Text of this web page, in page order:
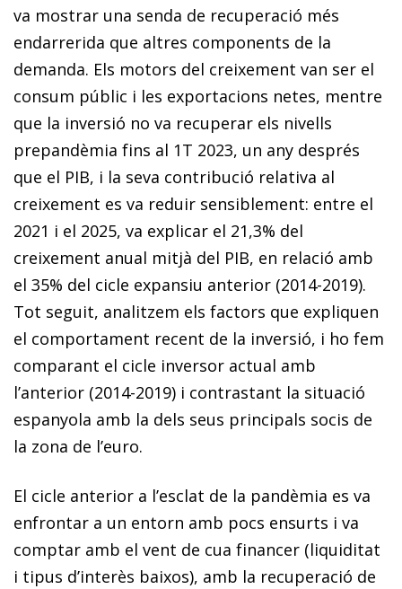
va mostrar una senda de recuperació més
endarrerida que altres components de la
demanda. Els motors del creixement van ser el
consum públic i les exportacions netes, mentre
que la inversió no va recuperar els nivells
prepandèmia fins al 1T 2023, un any després
que el PIB, i la seva contribució relativa al
creixement es va reduir sensiblement: entre el
2021 i el 2025, va explicar el 21,3% del
creixement anual mitjà del PIB, en relació amb
el 35% del cicle expansiu anterior (2014-2019).
Tot seguit, analitzem els factors que expliquen
el comportament recent de la inversió, i ho fem
comparant el cicle inversor actual amb
l’anterior (2014-2019) i contrastant la situació
espanyola amb la dels seus principals socis de
la zona de l’euro.
El cicle anterior a l’esclat de la pandèmia es va
enfrontar a un entorn amb pocs ensurts i va
comptar amb el vent de cua financer (liquiditat
i tipus d’interès baixos), amb la recuperació de